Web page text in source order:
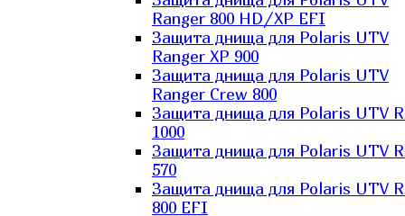
Ranger 800 HD/XP EFI
Защита днища для Polaris UTV
Ranger XP 900
Защита днища для Polaris UTV
Ranger Сrew 800
Защита днища для Polaris UTV
1000
Защита днища для Polaris UTV
570
Защита днища для Polaris UTV
800 EFI